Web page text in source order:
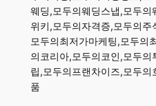
웨딩,모두의웨딩스냅,모두의
위키,모두의자격증,모두의
모두의최저가마케팅,모두의
의코리아,모두의코인,모두
립,모두의프랜차이즈,모두
품